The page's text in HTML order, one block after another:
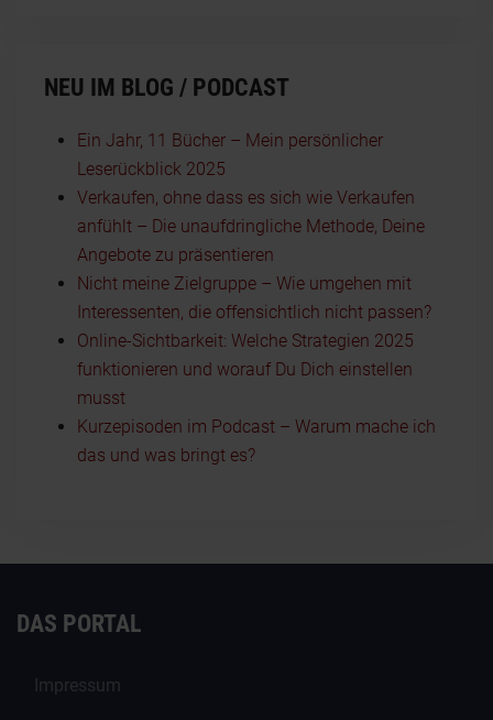
NEU IM BLOG / PODCAST
Ein Jahr, 11 Bücher – Mein persönlicher
Leserückblick 2025
Verkaufen, ohne dass es sich wie Verkaufen
anfühlt – Die unaufdringliche Methode, Deine
Angebote zu präsentieren
Nicht meine Zielgruppe – Wie umgehen mit
Interessenten, die offensichtlich nicht passen?
Online-Sichtbarkeit: Welche Strategien 2025
funktionieren und worauf Du Dich einstellen
musst
Kurzepisoden im Podcast – Warum mache ich
das und was bringt es?
DAS PORTAL
Impressum